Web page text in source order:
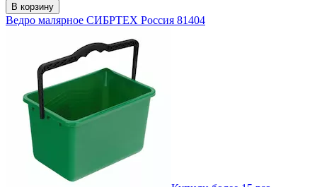
В корзину
Ведро малярное СИБРТЕХ Россия 81404